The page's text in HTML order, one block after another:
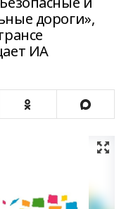
дороги»,
ИА